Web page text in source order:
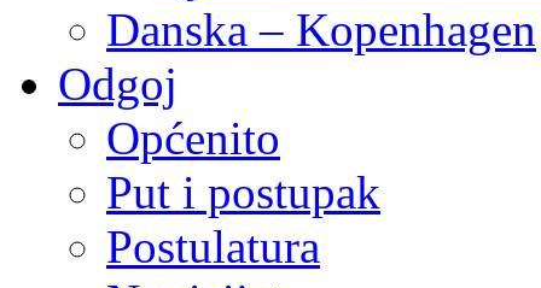
Danska – Kopenhagen
Odgoj
Općenito
Put i postupak
Postulatura